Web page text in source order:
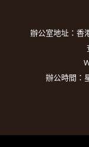
辦公室地址：香
辦公時間：